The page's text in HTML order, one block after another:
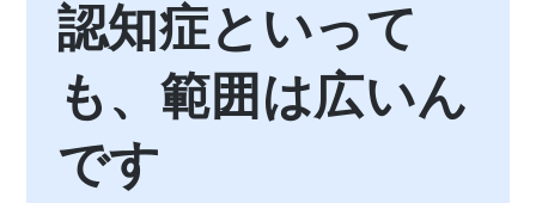
認知症といって
も、範囲は広いん
です